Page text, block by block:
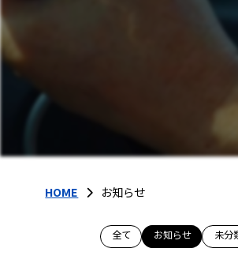
HOME お知らせ
全て お知らせ 未分